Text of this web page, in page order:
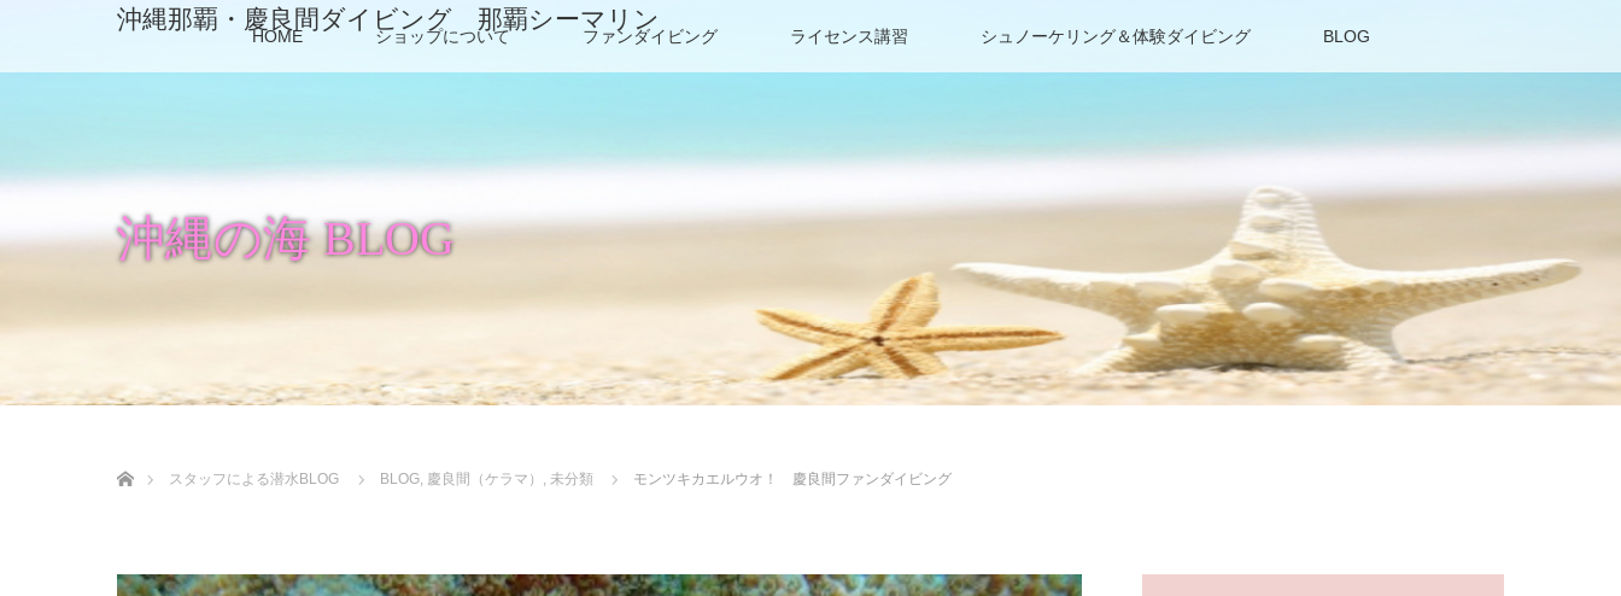
沖縄那覇・慶良間ダイビング 那覇シーマリン
HOME ショップについて ファンダイビング ライセンス講習 シュノーケリング＆体験ダイビング BLOG
沖縄の海 BLOG
スタッフによる潜水BLOG
BLOG, 慶良間（ケラマ） , 未分類 モンツキカエルウオ！ 慶良間ファンダイビング